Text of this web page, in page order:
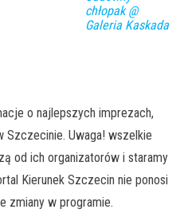
chłopak @
Galeria Kaskada
o najlepszych imprezach,
Szczecinie. Uwaga! wszelkie
od ich organizatorów i staramy
Kierunek Szczecin nie ponosi
zmiany w programie.